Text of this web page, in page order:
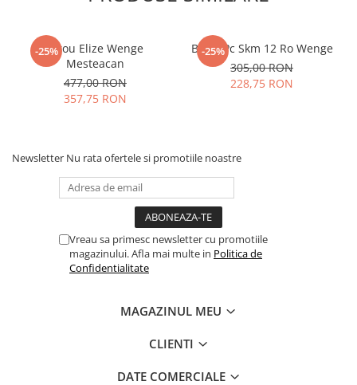
-25%Birou Elize Wenge
Mesteacan
477,00 RON
357,75 RON
-25%
Birou Pc Skm 12 Ro Wenge
305,00 RON
228,75 RON
Newsletter Nu rata ofertele si promotiile noastre
Vreau sa primesc newsletter cu promotiile
magazinului. Afla mai multe in Politica de
Confidentialitate
MAGAZINUL MEU
CLIENTI
DATE COMERCIALE